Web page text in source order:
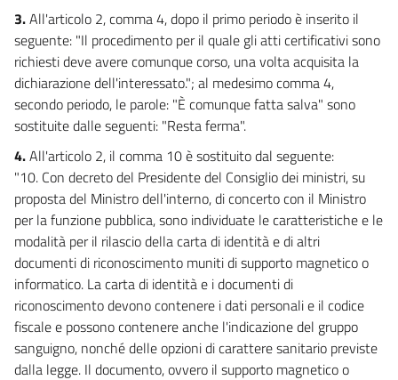
3.All'articolo 2, comma 4, dopo il primo periodo è inserito il
seguente: "Il procedimento per il quale gli atti certificativi sono
richiesti deve avere comunque corso, una volta acquisita la
dichiarazione dell'interessato."; al medesimo comma 4,
secondo periodo, le parole: "È comunque fatta salva" sono
sostituite dalle seguenti: "Resta ferma".
4.All'articolo 2, il comma 10 è sostituito dal seguente:
"10. Con decreto del Presidente del Consiglio dei ministri, su
proposta del Ministro dell'interno, di concerto con il Ministro
per la funzione pubblica, sono individuate le caratteristiche e le
modalità per il rilascio della carta di identità e di altri
documenti di riconoscimento muniti di supporto magnetico o
informatico. La carta di identità e i documenti di
riconoscimento devono contenere i dati personali e il codice
fiscale e possono contenere anche l'indicazione del gruppo
sanguigno, nonché delle opzioni di carattere sanitario previste
dalla legge. Il documento, ovvero il supporto magnetico o